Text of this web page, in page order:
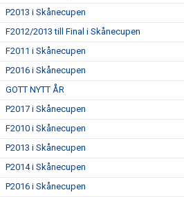
P2013 i Skånecupen
F2012/2013 till Final i Skånecupen
F2011 i Skånecupen
P2016 i Skånecupen
GOTT NYTT ÅR
P2017 i Skånecupen
F2010 i Skånecupen
P2013 i Skånecupen
P2014 i Skånecupen
P2016 i Skånecupen